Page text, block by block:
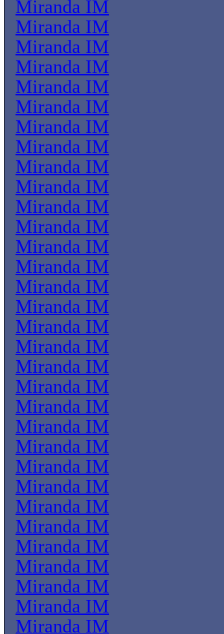
Miranda IM
Miranda IM
Miranda IM
Miranda IM
Miranda IM
Miranda IM
Miranda IM
Miranda IM
Miranda IM
Miranda IM
Miranda IM
Miranda IM
Miranda IM
Miranda IM
Miranda IM
Miranda IM
Miranda IM
Miranda IM
Miranda IM
Miranda IM
Miranda IM
Miranda IM
Miranda IM
Miranda IM
Miranda IM
Miranda IM
Miranda IM
Miranda IM
Miranda IM
Miranda IM
Miranda IM
Miranda IM